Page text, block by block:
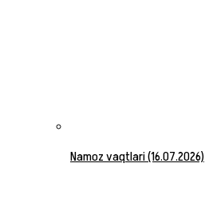
Namoz vaqtlari (16.07.2026)